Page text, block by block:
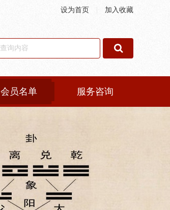
设为首页 加入收藏
会员名单 服务咨询